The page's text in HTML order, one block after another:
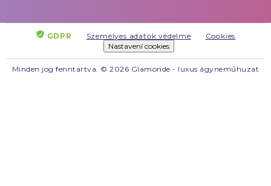
GDPR Személyes adatok védelme
Cookies
Nastavení cookies
Minden jog fenntartva. © 2026 Glamonde - luxus ágyneműhuzat